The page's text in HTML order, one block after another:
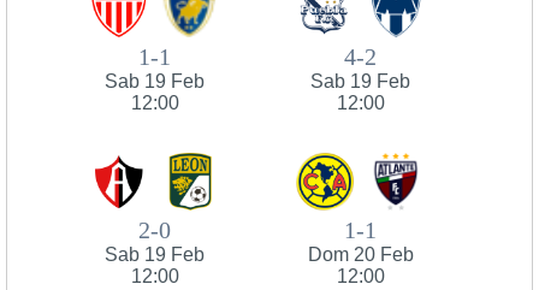
1-1
Sab 19 Feb
12:00
4-2
Sab 19 Feb
12:00
2-0
Sab 19 Feb
12:00
1-1
Dom 20 Feb
12:00